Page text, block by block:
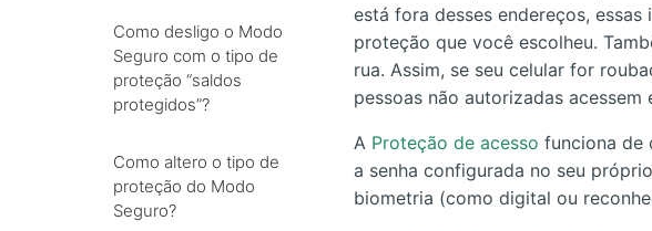
Como desligo o Modo
Seguro com o tipo de
proteção “saldos
protegidos”?
Como altero o tipo de
proteção do Modo
Seguro?
está fora desses endereços,
proteção que você escolheu.
rua. Assim, se seu celular for
pessoas não autorizadas acessem
A Proteção de acesso funciona de
a senha configurada no seu
biometria (como digital ou